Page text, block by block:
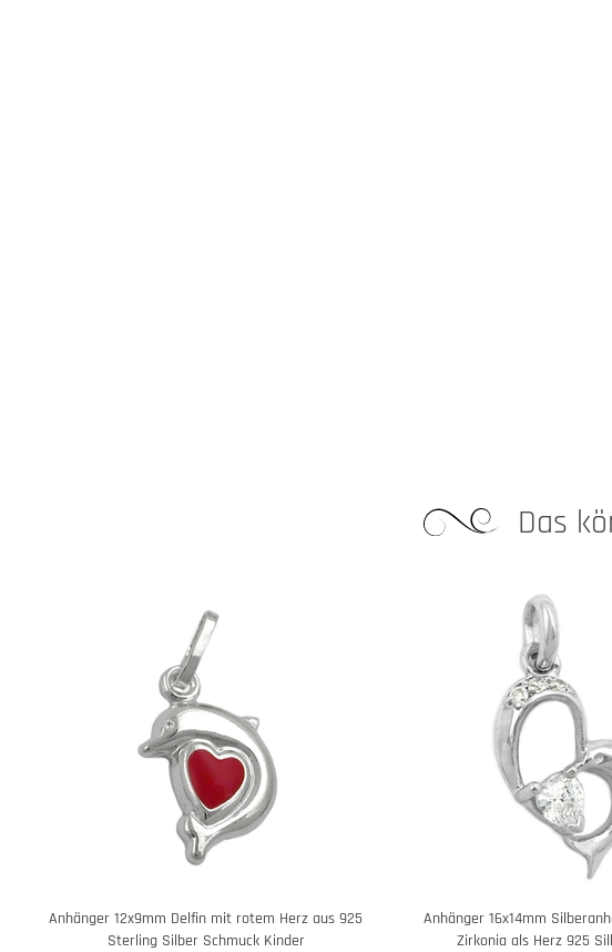
Das
Anhänger 12x9mm Delfin mit rotem Herz aus 925
Sterling Silber Schmuck Kinder
Anhänger 16x14mm
Zirkonia als Herz 925